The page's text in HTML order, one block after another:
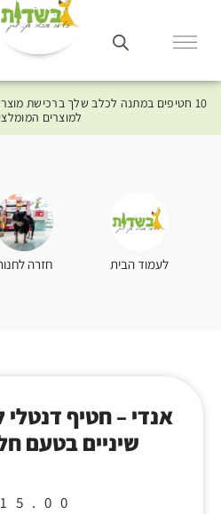
10 חטיפים במתנה לכלב שלך ברכישת
למוצרים
לעמוד הבית חזרה
אנדי – חטיף
שיניים בטעם חלב 100